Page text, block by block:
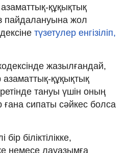
құқықтық
пайдалануына жол
түзетулер енгізіліп,
жазылғандай,
азаматтық-құқықтық
тануы үшін оның
ғана сипаты сәйкес болса
біліктілікке,
немесе лауазымға